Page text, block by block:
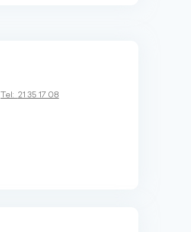
Tel: 21 35 17 08